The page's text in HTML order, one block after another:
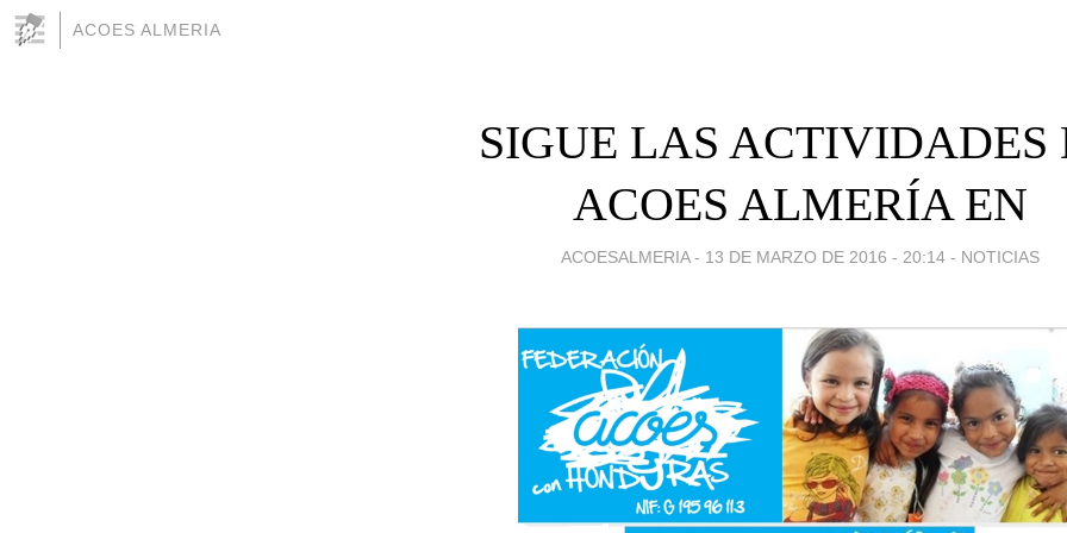
ACOES ALMERIA
SIGUE LAS ACTIVIDADES
ACOES ALMERÍA EN
ACOESALMERIA - 13 DE MARZO DE 2016 - 20:14 - NOTICIAS